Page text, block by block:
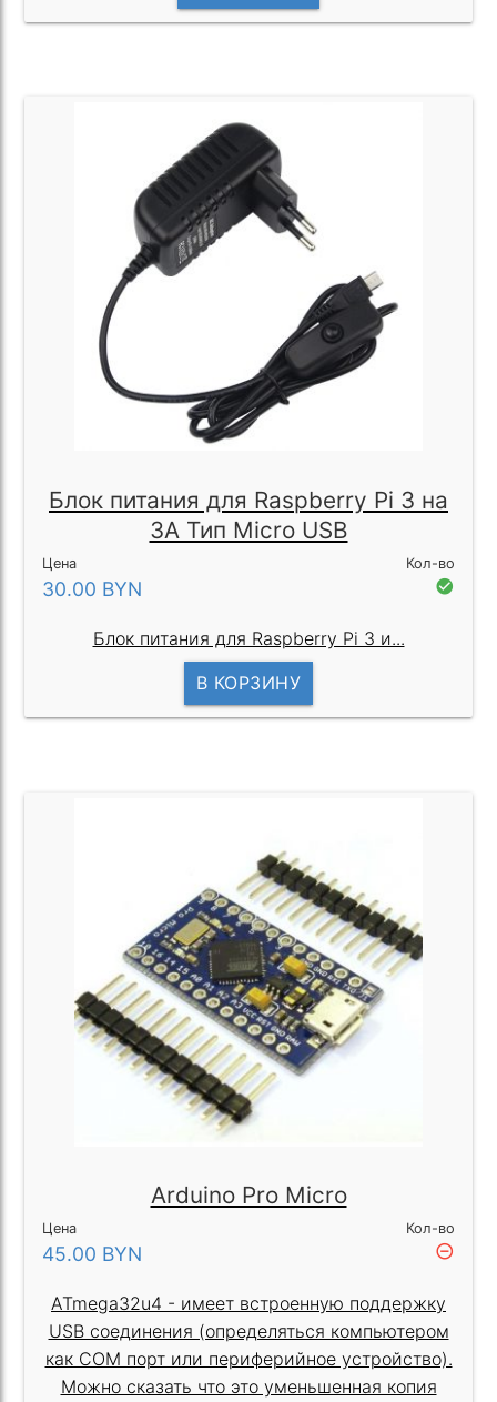
Блок питания для Raspberry Pi 3 на
3A Тип Micro USB
Цена
30.00 BYN
Кол-во
check_circle
Блок питания для Raspberry Pi 3 и...
В КОРЗИНУ
Arduino Pro Micro
Цена
45.00 BYN
Кол-во
remove_circle_outline
ATmega32u4 - имеет встроенную поддержку
USB соединения (определяться компьютером
как COM порт или периферийное устройство).
Можно сказать что это уменьшенная копия